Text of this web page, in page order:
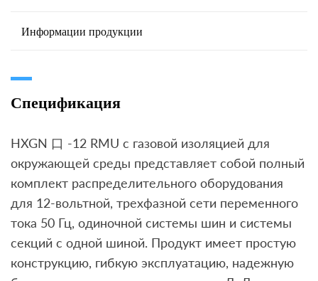
Информации продукции
Спецификация
HXGN 口 -12 RMU с газовой изоляцией для
окружающей среды представляет собой полный
комплект распределительного оборудования
для 12-вольтной, трехфазной сети переменного
тока 50 Гц, одиночной системы шин и системы
секций с одной шиной. Продукт имеет простую
конструкцию, гибкую эксплуатацию, надежную